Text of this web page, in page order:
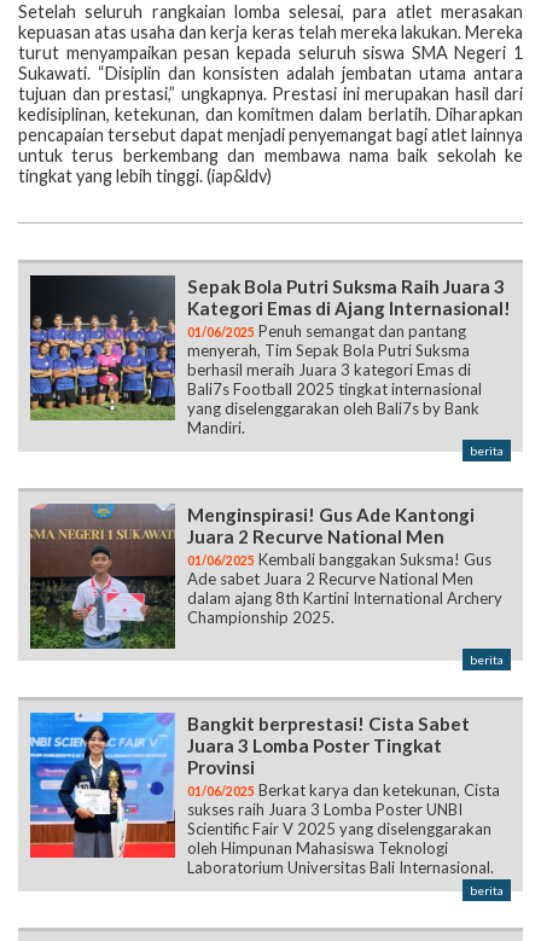
Setelah seluruh rangkaian lomba selesai, para atlet merasakan
kepuasan atas usaha dan kerja keras telah mereka lakukan. Mereka
turut menyampaikan pesan kepada seluruh siswa SMA Negeri 1
Sukawati. “Disiplin dan konsisten adalah jembatan utama antara
tujuan dan prestasi,” ungkapnya. Prestasi ini merupakan hasil dari
kedisiplinan, ketekunan, dan komitmen dalam berlatih. Diharapkan
pencapaian tersebut dapat menjadi penyemangat bagi atlet lainnya
untuk terus berkembang dan membawa nama baik sekolah ke
tingkat yang lebih tinggi. (iap&ldv)
Sepak Bola Putri Suksma Raih Juara 3
Kategori Emas di Ajang Internasional!
01/06/2025 Penuh semangat dan pantang
menyerah, Tim Sepak Bola Putri Suksma
berhasil meraih Juara 3 kategori Emas di
Bali7s Football 2025 tingkat internasional
yang diselenggarakan oleh Bali7s by Bank
Mandiri.
berita
Menginspirasi! Gus Ade Kantongi
Juara 2 Recurve National Men
01/06/2025 Kembali banggakan Suksma! Gus
Ade sabet Juara 2 Recurve National Men
dalam ajang 8th Kartini International Archery
Championship 2025.
berita
Bangkit berprestasi! Cista Sabet
Juara 3 Lomba Poster Tingkat
Provinsi
01/06/2025 Berkat karya dan ketekunan, Cista
sukses raih Juara 3 Lomba Poster UNBI
Scientific Fair V 2025 yang diselenggarakan
oleh Himpunan Mahasiswa Teknologi
Laboratorium Universitas Bali Internasional.
berita